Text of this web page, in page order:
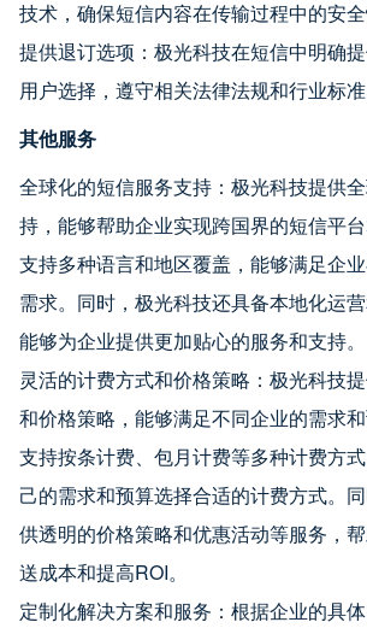
技术，确保短信内容在传输过程中的安全
提供退订选项：极光科技在短信中明确
用户选择，遵守相关法律法规和行业标准
其他服务
全球化的短信服务支持：极光科技提供
持，能够帮助企业实现跨国界的短信平
支持多种语言和地区覆盖，能够满足企
需求。同时，极光科技还具备本地化运
能够为企业提供更加贴心的服务和支持。
灵活的计费方式和价格策略：极光科技
和价格策略，能够满足不同企业的需求
支持按条计费、包月计费等多种计费方
己的需求和预算选择合适的计费方式。
供透明的价格策略和优惠活动等服务，
送成本和提高ROI。
定制化解决方案和服务：根据企业的具